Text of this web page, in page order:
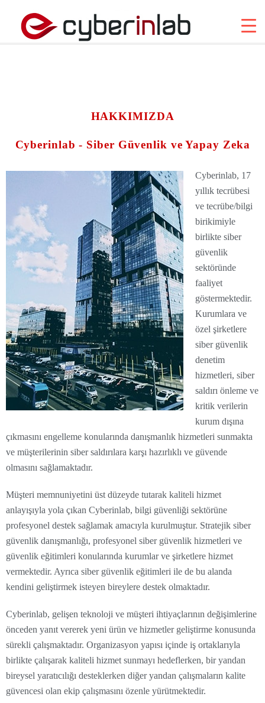
HAKKIMIZDA
Cyberinlab - Siber Güvenlik ve Yapay Zeka
Cyberinlab, 17
yıllık tecrübesi
ve tecrübe/bilgi
birikimiyle
birlikte siber
güvenlik
sektöründe
faaliyet
göstermektedir.
Kurumlara ve
özel şirketlere
siber güvenlik
denetim
hizmetleri, siber
saldırı önleme ve
kritik verilerin
kurum dışına
çıkmasını engelleme konularında danışmanlık hizmetleri sunmakta
ve müşterilerinin siber saldırılara karşı hazırlıklı ve güvende
olmasını sağlamaktadır.
Müşteri memnuniyetini üst düzeyde tutarak kaliteli hizmet
anlayışıyla yola çıkan Cyberinlab, bilgi güvenliği sektörüne
profesyonel destek sağlamak amacıyla kurulmuştur. Stratejik siber
güvenlik danışmanlığı, profesyonel siber güvenlik hizmetleri ve
güvenlik eğitimleri konularında kurumlar ve şirketlere hizmet
vermektedir. Ayrıca siber güvenlik eğitimleri ile de bu alanda
kendini geliştirmek isteyen bireylere destek olmaktadır.
Cyberinlab, gelişen teknoloji ve müşteri ihtiyaçlarının değişimlerine
önceden yanıt vererek yeni ürün ve hizmetler geliştirme konusunda
sürekli çalışmaktadır. Organizasyon yapısı içinde iş ortaklarıyla
birlikte çalışarak kaliteli hizmet sunmayı hedeflerken, bir yandan
bireysel yaratıcılığı desteklerken diğer yandan çalışmaların kalite
güvencesi olan ekip çalışmasını özenle yürütmektedir.